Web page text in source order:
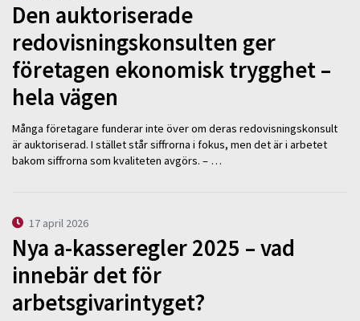
Den auktoriserade
redovisningskonsulten ger
företagen ekonomisk trygghet –
hela vägen
Många företagare funderar inte över om deras redovisningskonsult
är auktoriserad. I stället står siffrorna i fokus, men det är i arbetet
bakom siffrorna som kvaliteten avgörs. – …
17 april 2026
Nya a-kasseregler 2025 – vad
innebär det för
arbetsgivarintyget?